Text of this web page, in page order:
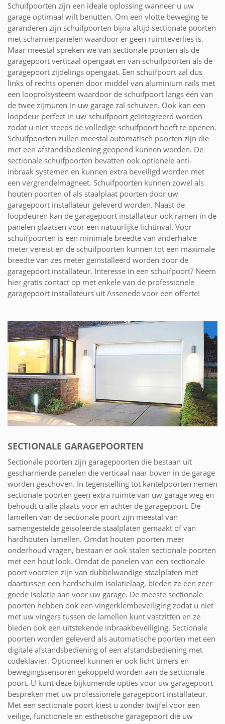
Schuifpoorten zijn een ideale oplossing wanneer u uw
garage optimaal wilt benutten. Om een vlotte beweging te
garanderen zijn schuifpoorten bijna altijd sectionale poorten
met scharnierpanelen waardoor er geen ruimteverlies is.
Maar meestal spreken we van sectionale poorten als de
garagepoort verticaal opengaat en van schuifpoorten als de
garagepoort zijdelings opengaat. Een schuifpoort zal dus
links of rechts openen door middel van aluminium rails met
een looprolsysteem waardoor de schuifpoort langs één van
de twee zijmuren in uw garage zal schuiven. Ook kan een
loopdeur perfect in uw schuifpoort geïntegreerd worden
zodat u niet steeds de volledige schuifpoort hoeft te openen.
Schuifpoorten zullen meestal automatisch poorten zijn die
met een afstandsbediening geopend kunnen worden. De
sectionale schuifpoorten bevatten ook optionele anti-
inbraak systemen en kunnen extra beveiligd worden met
een vergrendelmagneet. Schuifpoorten kunnen zowel als
houten poorten of als staalplaat poorten door uw
garagepoort installateur geleverd worden. Naast de
loopdeuren kan de garagepoort installateur ook ramen in de
panelen plaatsen voor een natuurlijke lichtinval. Voor
schuifpoorten is een minimale breedte van anderhalve
meter vereist en de schuifpoorten kunnen tot een maximale
breedte van zes meter geïnstalleerd worden door de
garagepoort installateur. Interesse in een schuifpoort? Neem
hier gratis contact op met enkele van de professionele
garagepoort installateurs uit Assenede voor een offerte!
SECTIONALE GARAGEPOORTEN
Sectionale poorten zijn garagepoorten die bestaan uit
gescharnierde panelen die verticaal naar boven in de garage
worden geschoven. In tegenstelling tot kantelpoorten nemen
sectionale poorten geen extra ruimte van uw garage weg en
behoudt u alle plaats voor en achter de garagepoort. De
lamellen van de sectionale poort zijn meestal van
samengestelde geïsoleerde staalplaten gemaakt of van
hardhouten lamellen. Omdat houten poorten meer
onderhoud vragen, bestaan er ook stalen sectionale poorten
met een hout look. Omdat de panelen van een sectionale
poort voorzien zijn van dubbelwandige staalplaten met
daartussen een hardschuim isolatielaag, bieden ze een zeer
goede isolatie aan voor uw garage. De meeste sectionale
poorten hebben ook een vingerklembeveiliging zodat u niet
met uw vingers tussen de lamellen kunt vastzitten en ze
bieden ook een uitstekende inbraakbeveiliging. Sectionale
poorten worden geleverd als automatische poorten met een
digitale afstandsbediening of een afstandsbediening met
codeklavier. Optioneel kunnen er ook licht timers en
bewegingssensoren gekoppeld worden aan de sectionale
poort. U kunt deze bijkomende opties voor uw garagepoort
bespreken met uw professionele garagepoort installateur.
Met een sectionale poort kiest u zonder twijfel voor een
veilige, functionele en esthetische garagepoort die uw